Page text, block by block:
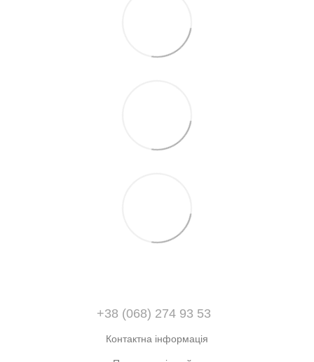
+38 (068) 274 93 53
Контактна інформація